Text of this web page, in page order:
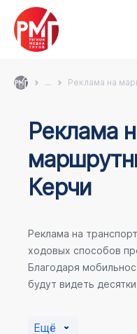
... Реклама на
Реклама
Керчи
Реклама на
ходовых способов
Благодаря
будут видеть
Ещё